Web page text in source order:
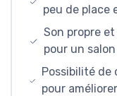
peu de place
Son propre
pour un
Possibilité de
pour